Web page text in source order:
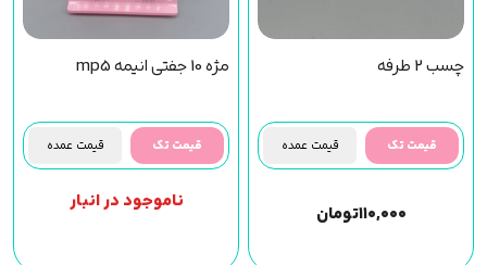
چسب 2 طرفه
قیمت تک قیمت عمده
۱۱۰,۰۰۰تومان
مژه 10 جفتی انیمه mp5
قیمت تک قیمت عمده
ناموجود در انبار